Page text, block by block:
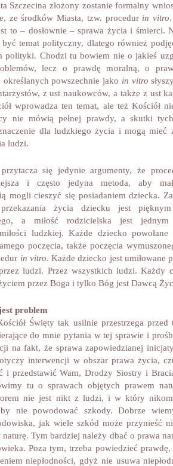
Szczecina złożony zostanie formalny
ze środków Miasta, tzw. procedur in vitro
to – dosłownie – sprawa życia i śmierci.
temat polityczny, dlatego również
polityki. Chodzi tu bowiem nie o jakieś
lecz o prawdę moralną, o
określanych powszechnie jako in vitro
z ust naukowców, a także z ust
wprowadza ten temat, ale też Kościół
nie mówią pełnej prawdy, a skutki
dla ludzkiego życia i mogą mieć
ludzi.
przytacza się jedynie argumenty, że
i często jedyna metoda, aby
mogli cieszyć się posiadaniem dziecka.
życia dziecku jest
a miłość rodzicielska jest
ludzkiej. Każde dziecko
poczęcia, także poczęcia
in vitro. Każde dziecko jest umiłowane
ludzi. Przez wszystkich ludzi. Każdy
przez Boga i tylko Bóg jest Dawcą
problem
Święty tak usilnie przestrzega
do mnie pytania w tej sprawie i
na fakt, że sprawa zapowiedzianej
interwencji w obszar prawa życia,
i przedstawić Wam, Drodzy Siostry i
tu o sprawach objętych prawem
nie jest nikt z ludzi, i w który
by nie powodować szkody. Dobrze
jak wiele szkód może przynieść
naturę. Tym bardziej należy dbać o prawa
Poza tym, trzeba powiedzieć
niepłodności, gdyż nie usuwa